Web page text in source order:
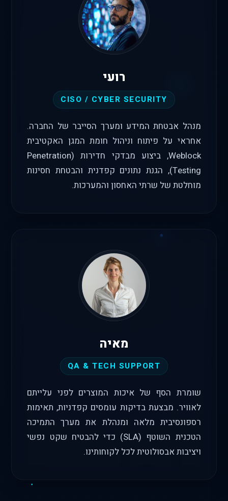
רועי
CISO / CYBER SECURITY
מנהל אבטחת המידע ומערך הסייבר של החברה.
אחראי על פיתוח וניהול חומת המגן האקטיבית
Weblock, ביצוע מבדקי חדירות (Penetration
Testing), הגנת נתונים קפדנית והבטחת חסינות
מוחלטת של שרתי האחסון והמערכות.
מאיה
QA & TECH SUPPORT
שומרת הסף של איכות המוצרים לפני עלייתם
לאוויר. מבצעת בדיקות עומסים קפדניות, תאימות
רספונסיבית מלאה ומנהלת את מערך התמיכה
הטכנית השוטף (SLA) כדי להבטיח שקט נפשי
ויציבות אבסולוטית לכל לקוחותינו.